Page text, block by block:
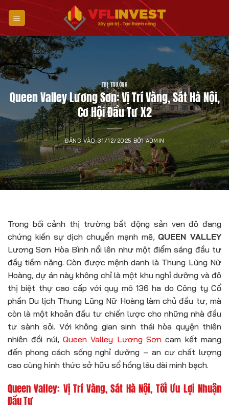
qua
nội
dung
THỊ TRƯỜNG
Queen Valley Lương Sơn: Vị Trí Vàng, Sát Hà Nội,
Cơ Hội Đầu Tư X2
ĐĂNG VÀO31/12/2025 BỞIADMIN
Trong bối cảnh thị trường bất động sản ven đô đang
chứng kiến sự dịch chuyển mạnh mẽ, QUEEN VALLEY
Lương Sơn Hòa Bình nổi lên như một điểm sáng đầu tư
đầy tiềm năng. Còn được mệnh danh là Thung Lũng Nữ
Hoàng, dự án này không chỉ là một khu nghỉ dưỡng và đô
thị biệt thự cao cấp với quy mô 136 ha do Công ty Cổ
phần Du lịch Thung Lũng Nữ Hoàng làm chủ đầu tư, mà
còn là một khoản đầu tư chiến lược cho những nhà đầu
tư sành sỏi. Với không gian sinh thái hòa quyện thiên
nhiên đồi núi, Queen Valley Lương Sơn cam kết mang
đến phong cách sống nghỉ dưỡng – an cư chất lượng
cao cùng hình thức sở hữu sổ hồng lâu dài minh bạch.
Queen Valley: Vị Trí Vàng, Sát Hà Nội, Tối Ưu Lợi Nhuận
Đầu Tư